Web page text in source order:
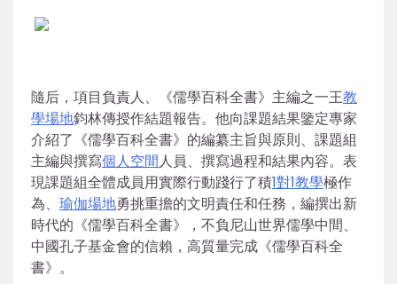
隨后，項目負責人、《儒學百科全書》主編之一王教
學場地鈞林傳授作結題報告。他向課題結果鑒定專家
介紹了《儒學百科全書》的編纂主旨與原則、課題組
主編與撰寫個人空間人員、撰寫過程和結果內容。表
現課題組全體成員用實際行動踐行了積1對1教學極作
為、 瑜伽場地勇挑重擔的文明責任和任務，編撰出新
時代的《儒學百科全書》，不負尼山世界儒學中間、
中國孔子基金會的信賴，高質量完成《儒學百科全
書》。